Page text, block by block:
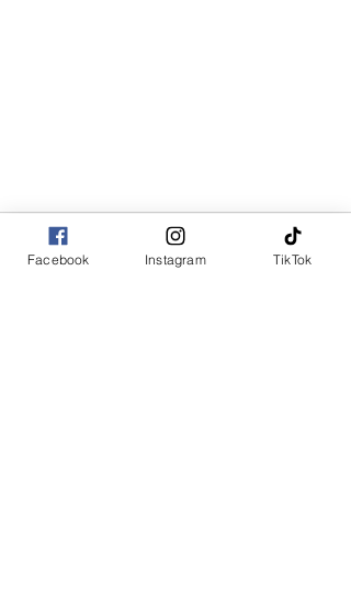
Facebook Instagram TikTok